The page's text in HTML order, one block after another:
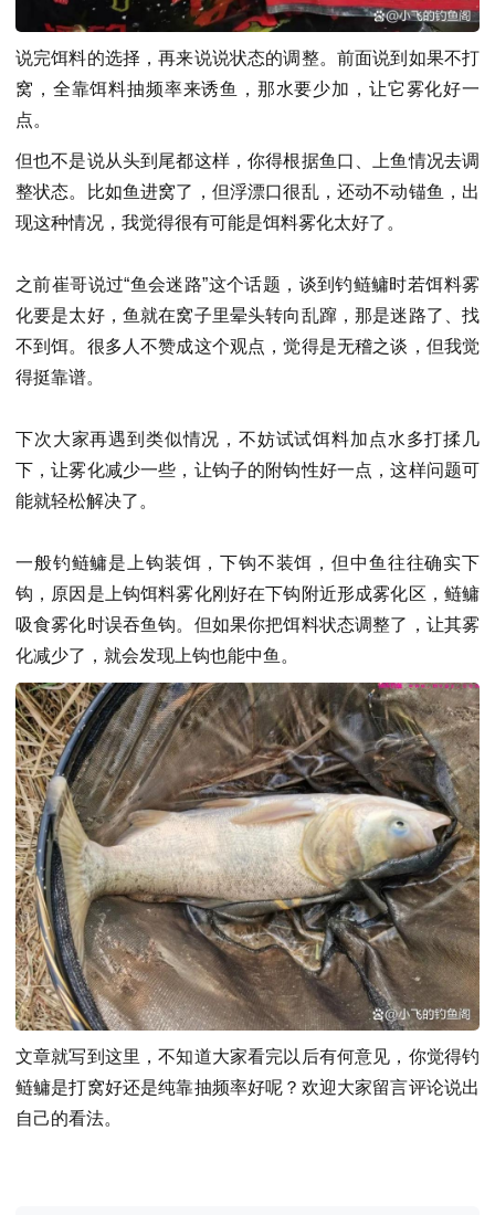
说完饵料的选择，再来说说状态的调整。前面说到如果不打
窝，全靠饵料抽频率来诱鱼，那水要少加，让它雾化好一
点。
但也不是说从头到尾都这样，你得根据鱼口、上鱼情况去调
整状态。比如鱼进窝了，但浮漂口很乱，还动不动锚鱼，出
现这种情况，我觉得很有可能是饵料雾化太好了。
之前崔哥说过“鱼会迷路”这个话题，谈到钓鲢鳙时若饵料雾
化要是太好，鱼就在窝子里晕头转向乱蹿，那是迷路了、找
不到饵。很多人不赞成这个观点，觉得是无稽之谈，但我觉
得挺靠谱。
下次大家再遇到类似情况，不妨试试饵料加点水多打揉几
下，让雾化减少一些，让钩子的附钩性好一点，这样问题可
能就轻松解决了。
一般钓鲢鳙是上钩装饵，下钩不装饵，但中鱼往往确实下
钩，原因是上钩饵料雾化刚好在下钩附近形成雾化区，鲢鳙
吸食雾化时误吞鱼钩。但如果你把饵料状态调整了，让其雾
化减少了，就会发现上钩也能中鱼。
文章就写到这里，不知道大家看完以后有何意见，你觉得钓
鲢鳙是打窝好还是纯靠抽频率好呢？欢迎大家留言评论说出
自己的看法。